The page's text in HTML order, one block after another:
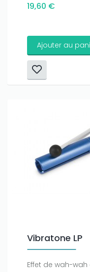
19,60 €
Ajouter au
Vibratone LP
Effet de wah-